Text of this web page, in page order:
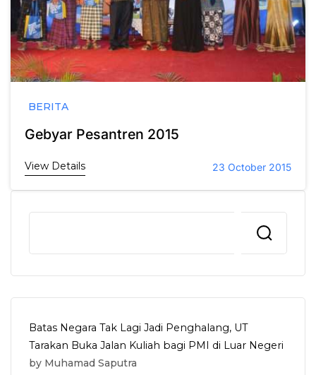
BERITA
Gebyar Pesantren 2015
View Details 23 October 2015
Batas Negara Tak Lagi Jadi Penghalang, UT
Tarakan Buka Jalan Kuliah bagi PMI di Luar Negeri
by Muhamad Saputra